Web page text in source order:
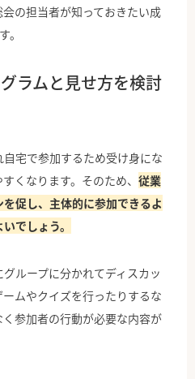
の担当者が知っておきたい成
。
ラムと見せ方を検討
宅で参加するため受け身にな
くなります。そのため、 従業
促し、主体的に参加できるよ
でしょう。
ループに分かれてディスカッ
ムやクイズを行ったりするな
参加者の行動が必要な内容が